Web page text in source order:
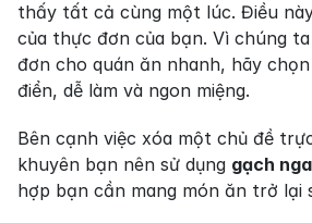
thấy tất cả cùng một lúc. Điều
của thực đơn của bạn. Vì chúng
đơn cho quán ăn nhanh, hãy
điển, dễ làm và ngon miệng.
Bên cạnh việc xóa một chủ đề
khuyên bạn nên sử dụng gạch
hợp bạn cần mang món ăn trở lại